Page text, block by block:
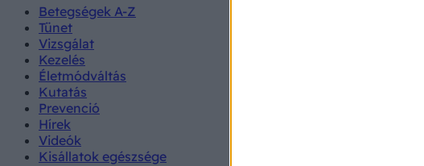
Betegségek A-Z
Tünet
Vizsgálat
Kezelés
Életmódváltás
Kutatás
Prevenció
Hírek
Videók
Kisállatok egészsége